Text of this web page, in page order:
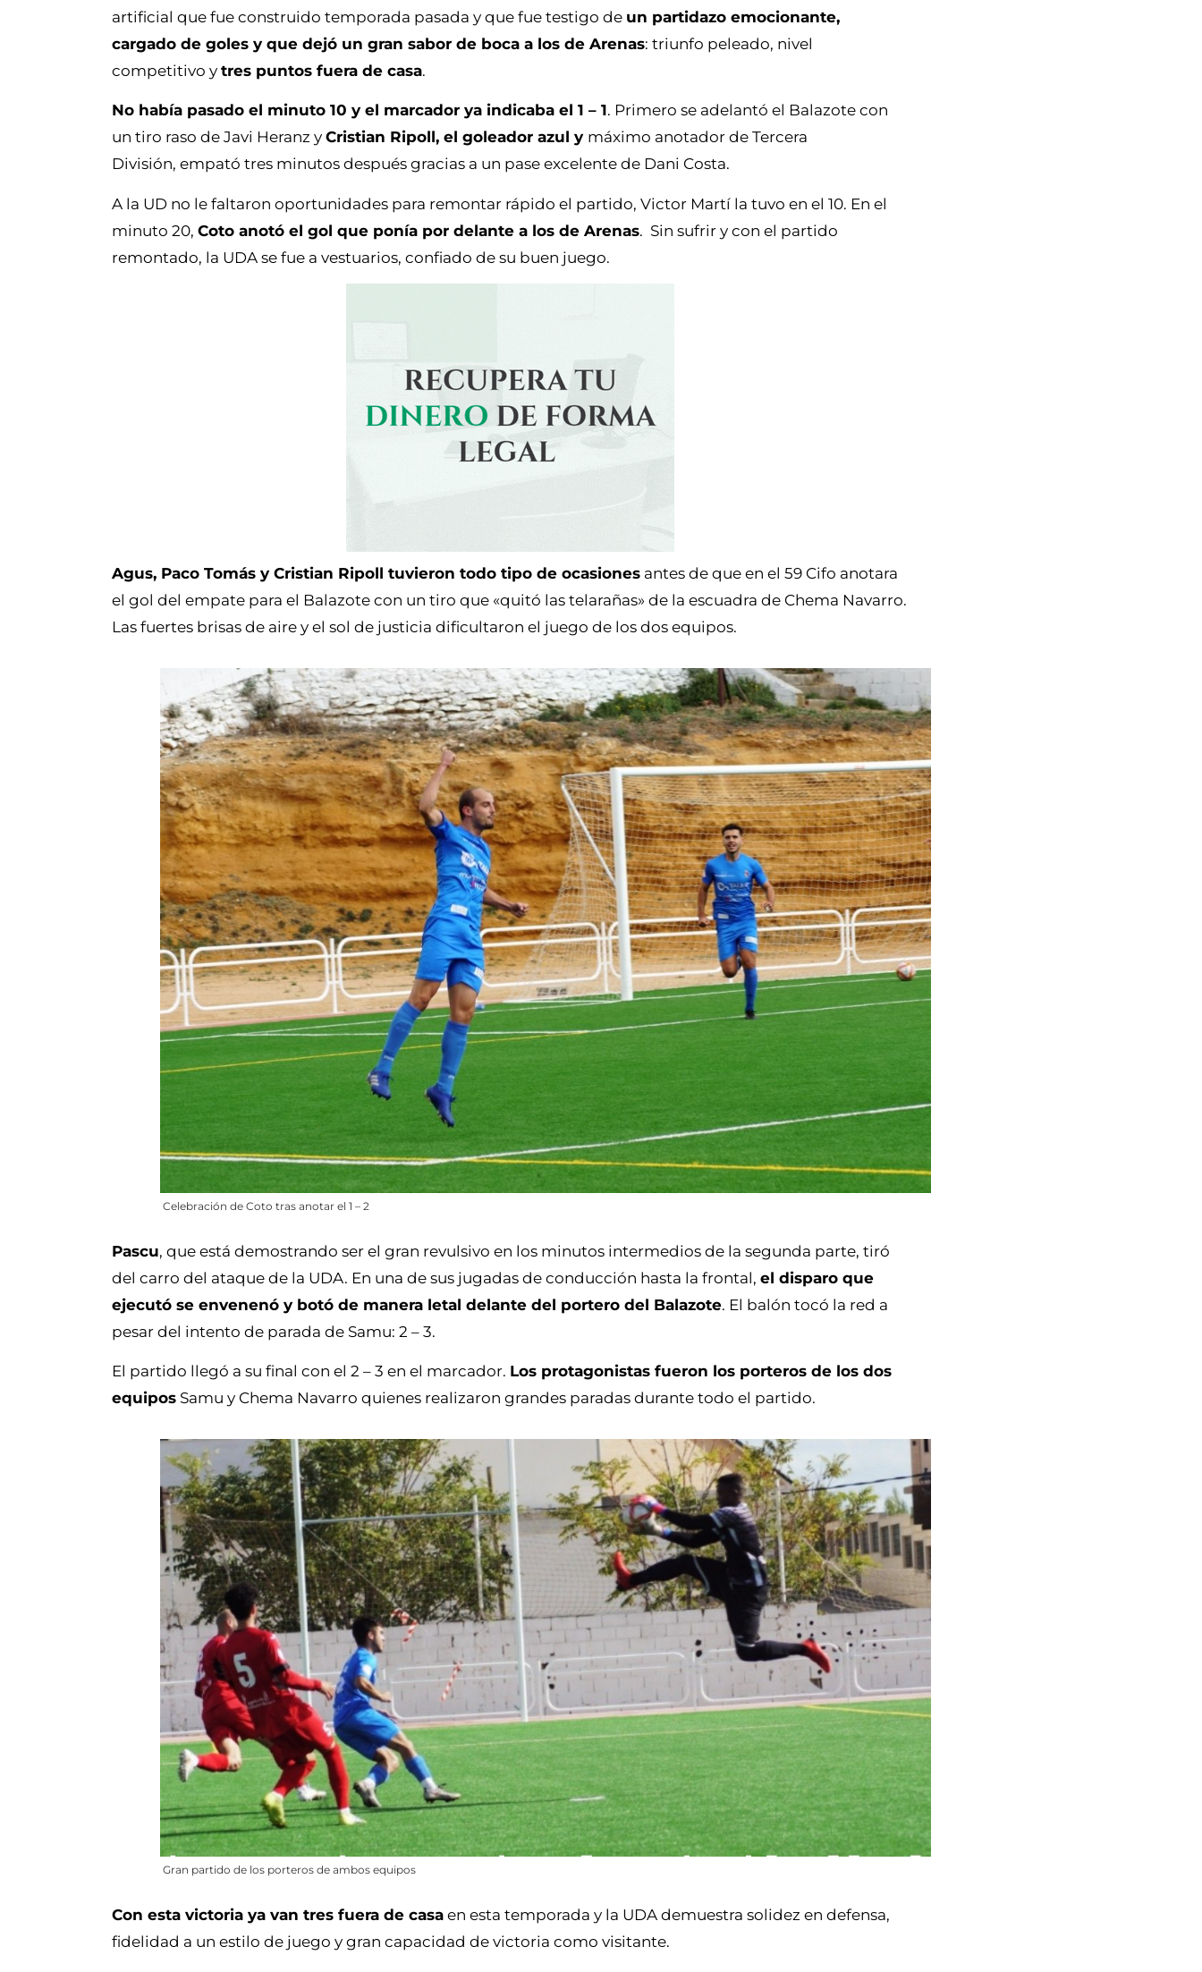
artificial que fue construido temporada pasada y que fue testigo de un partidazo emocionante,
cargado de goles y que dejó un gran sabor de boca a los de Arenas: triunfo peleado, nivel
competitivo y tres puntos fuera de casa.
No había pasado el minuto 10 y el marcador ya indicaba el 1 – 1. Primero se adelantó el Balazote con
un tiro raso de Javi Heranz y Cristian Ripoll, el goleador azul y máximo anotador de Tercera
División, empató tres minutos después gracias a un pase excelente de Dani Costa.
A la UD no le faltaron oportunidades para remontar rápido el partido, Victor Martí la tuvo en el 10. En el
minuto 20, Coto anotó el gol que ponía por delante a los de Arenas. Sin sufrir y con el partido
remontado, la UDA se fue a vestuarios, confiado de su buen juego.
Agus, Paco Tomás y Cristian Ripoll tuvieron todo tipo de ocasiones antes de que en el 59 Cifo anotara
el gol del empate para el Balazote con un tiro que «quitó las telarañas» de la escuadra de Chema Navarro.
Las fuertes brisas de aire y el sol de justicia dificultaron el juego de los dos equipos.
Celebración de Coto tras anotar el 1 – 2
Pascu, que está demostrando ser el gran revulsivo en los minutos intermedios de la segunda parte, tiró
del carro del ataque de la UDA. En una de sus jugadas de conducción hasta la frontal, el disparo que
ejecutó se envenenó y botó de manera letal delante del portero del Balazote. El balón tocó la red a
pesar del intento de parada de Samu: 2 – 3.
El partido llegó a su final con el 2 – 3 en el marcador. Los protagonistas fueron los porteros de los dos
equipos Samu y Chema Navarro quienes realizaron grandes paradas durante todo el partido.
Gran partido de los porteros de ambos equipos
Con esta victoria ya van tres fuera de casa en esta temporada y la UDA demuestra solidez en defensa,
fidelidad a un estilo de juego y gran capacidad de victoria como visitante.